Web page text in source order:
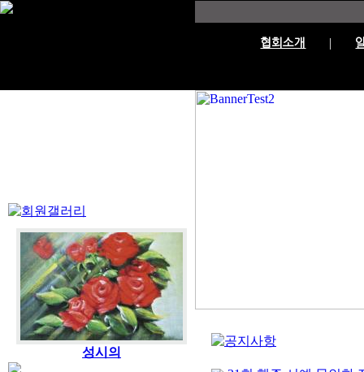
협회소개
성시의